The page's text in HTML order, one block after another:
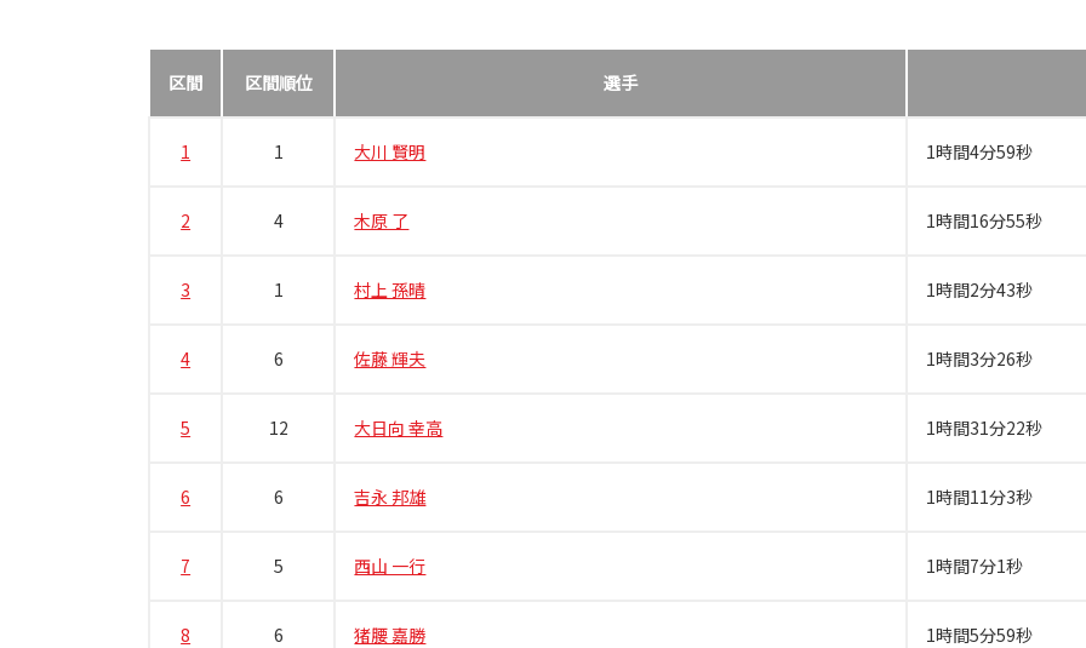
区間 区間順位 選手
1 1 大川 賢明 1時間4分59秒
2 4 木原 了 1時間16分55秒
3 1 村上 孫晴 1時間2分43秒
4 6 佐藤 輝夫 1時間3分26秒
5 12 大日向 幸高 1時間31分22秒
6 6 吉永 邦雄 1時間11分3秒
7 5 西山 一行 1時間7分1秒
8 6 猪腰 嘉勝 1時間5分59秒